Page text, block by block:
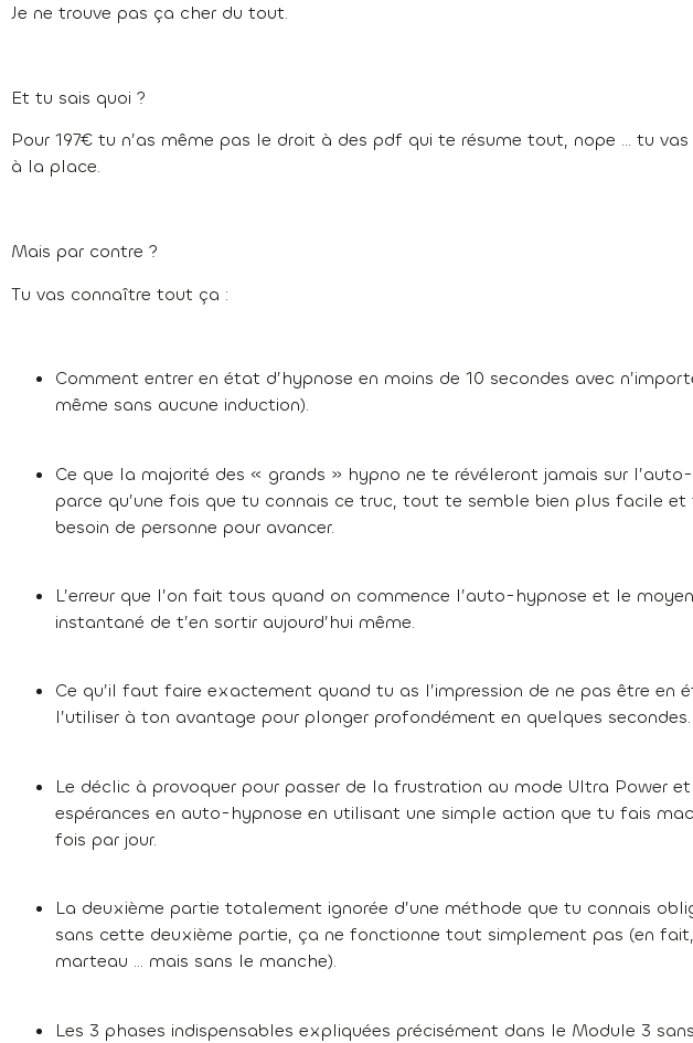
Je ne trouve pas ça cher du tout.
Et tu sais quoi ?
Pour 197€ tu n’as même pas le droit à des pdf qui te résume tout, nope … tu
à la place.
Mais par contre ?
Tu vas connaître tout ça :
Comment entrer en état d’hypnose en moins de 10 secondes avec
même sans aucune induction).
Ce que la majorité des « grands » hypno ne te révéleront jamais sur
parce qu’une fois que tu connais ce truc, tout te semble bien plus facile et
besoin de personne pour avancer.
L’erreur que l’on fait tous quand on commence l’auto-hypnose et le
instantané de t’en sortir aujourd’hui même.
Ce qu’il faut faire exactement quand tu as l’impression de ne pas être en
l’utiliser à ton avantage pour plonger profondément en quelques secondes.
Le déclic à provoquer pour passer de la frustration au mode Ultra Power
espérances en auto-hypnose en utilisant une simple action que tu fais
fois par jour.
La deuxième partie totalement ignorée d’une méthode que tu connais
sans cette deuxième partie, ça ne fonctionne tout simplement pas (en
marteau … mais sans le manche).
Les 3 phases indispensables expliquées précisément dans le Module 3